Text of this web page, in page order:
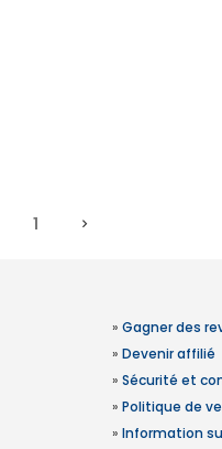
1
» Gagner des
» Devenir affilié
» Sécurité et
» Politique de
» Information